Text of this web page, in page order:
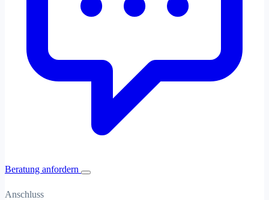
Beratung anfordern
Anschluss